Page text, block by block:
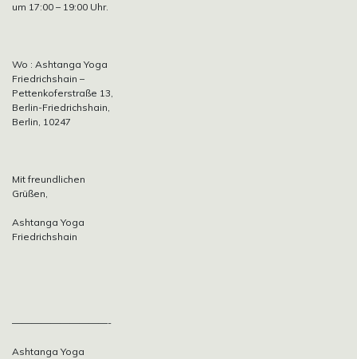
um 17:00 – 19:00 Uhr.
Wo : Ashtanga Yoga
Friedrichshain –
Pettenkoferstraße 13,
Berlin-Friedrichshain,
Berlin, 10247
Mit freundlichen
Grüßen,
Ashtanga Yoga
Friedrichshain
——————————-
Ashtanga Yoga